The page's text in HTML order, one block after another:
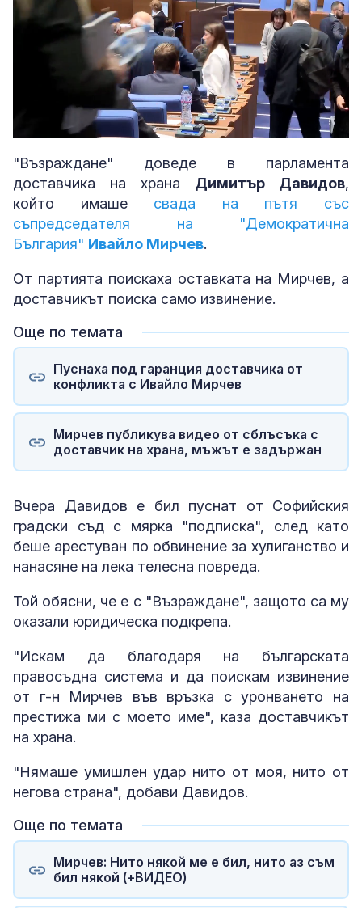
Unmute Loaded:
100.00%
"Възраждане" доведе в парламента
доставчика на храна Димитър Давидов,
който имаше свада на пътя със
съпредседателя на "Демократична
България" Ивайло Мирчев.
От партията поискаха оставката на Мирчев, а
доставчикът поиска само извинение.
Още по темата
Пуснаха под гаранция доставчика от
конфликта с Ивайло Мирчев
Мирчев публикува видео от сблъсъка с
доставчик на храна, мъжът е задържан
Вчера Давидов е бил пуснат от Софийския
градски съд с мярка "подписка", след като
беше арестуван по обвинение за хулиганство и
нанасяне на лека телесна повреда.
Той обясни, че е с "Възраждане", защото са му
оказали юридическа подкрепа.
"Искам да благодаря на българската
правосъдна система и да поискам извинение
от г-н Мирчев във връзка с уронването на
престижа ми с моето име", каза доставчикът
на храна.
"Нямаше умишлен удар нито от моя, нито от
негова страна", добави Давидов.
Още по темата
Мирчев: Нито някой ме е бил, нито аз съм
бил някой (+ВИДЕО)